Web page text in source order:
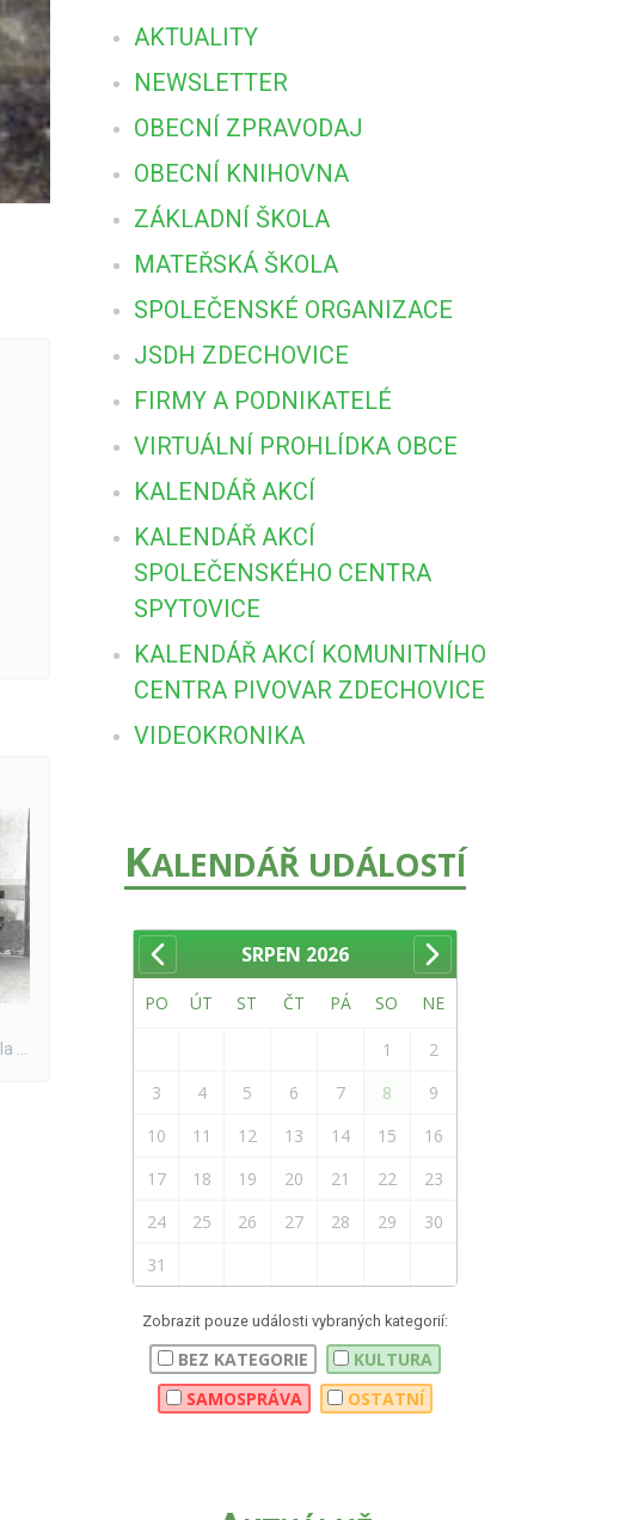
Horní řada: Anička Škarydová, Ludmila Škarydová, Josef Hnilička čp. 64, Jaroslav Hnilička, Josef Herodes, Josef Hnilička čp. 95, Anička Loužilová, Josef Rambousek čp. 45, Josef S., J. V., Jarka Zemanová. Přední řada: František ., Božena Zemanová, Františe
AKTUALITY
NEWSLETTER
OBECNÍ ZPRAVODAJ
OBECNÍ KNIHOVNA
ZÁKLADNÍ ŠKOLA
MATEŘSKÁ ŠKOLA
SPOLEČENSKÉ ORGANIZACE
JSDH ZDECHOVICE
FIRMY A PODNIKATELÉ
VIRTUÁLNÍ PROHLÍDKA OBCE
KALENDÁŘ AKCÍ
KALENDÁŘ AKCÍ
SPOLEČENSKÉHO CENTRA
SPYTOVICE
KALENDÁŘ AKCÍ KOMUNITNÍHO
CENTRA PIVOVAR ZDECHOVICE
VIDEOKRONIKA
KALENDÁŘ UDÁLOSTÍ
SRPEN 2026
PO ÚT ST ČT PÁ SO NE
1
2
3
4 5 6 7 8
9
10
11 12 13 14 15
16
17
18 19 20 21 22
23
24
25 26 27 28 29
30
31
Zobrazit pouze události vybraných kategorií:
BEZ KATEGORIE
KULTURA
SAMOSPRÁVA
OSTATNÍ